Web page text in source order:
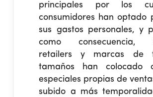
principales por los
consumidores han optado
sus gastos personales, y
como consecuencia,
retailers y marcas de
tamaños han colocado
especiales propias de
subido a más